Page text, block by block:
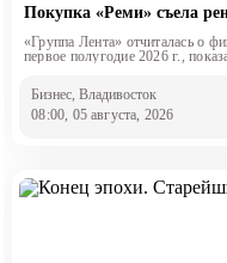
Покупка «Реми» съела
«Группа Лента» отчиталась о
первое полугодие 2026 г.,
Бизнес , Владивосток
08:00, 05 августа, 2026